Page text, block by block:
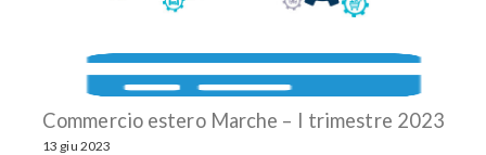
Commercio estero Marche – I trimestre 2023
13 giu 2023